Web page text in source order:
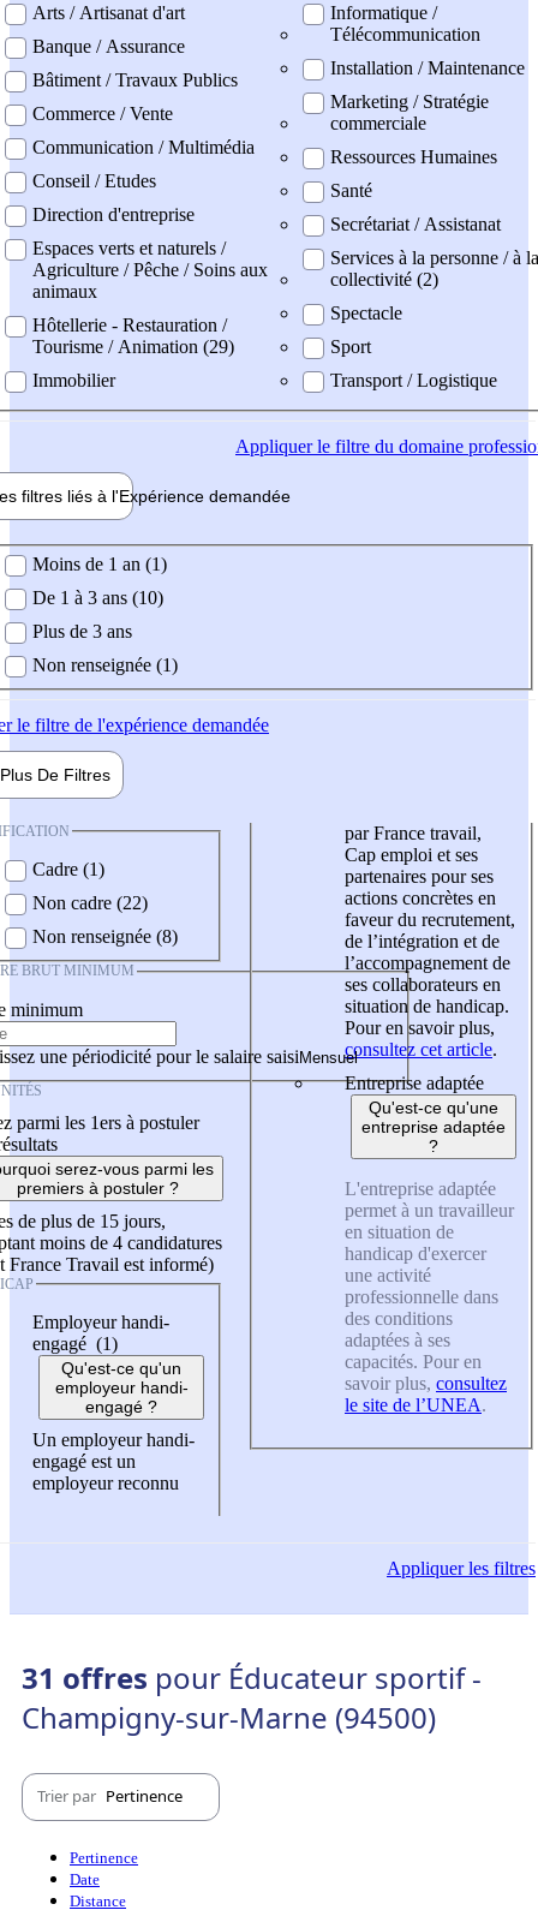
Arts / Artisanat d'art
Banque / Assurance
Bâtiment / Travaux Publics
Commerce / Vente
Communication / Multimédia
Conseil / Etudes
Direction d'entreprise
Espaces verts et naturels /
Agriculture / Pêche / Soins aux
animaux
Hôtellerie - Restauration /
Tourisme / Animation (29)
Immobilier
Informatique /
Télécommunication
Installation / Maintenance
Marketing / Stratégie
commerciale
Ressources Humaines
Santé
Secrétariat / Assistanat
Services à la personne / à la
collectivité (2)
Spectacle
Sport
Transport / Logistique
Appliquerle filtre du domaine
filtres liés à l'Expérience demandée
demandée
Moins de 1 an (1)
De 1 à 3 ans (10)
Plus de 3 ans
Non renseignée (1)
le filtre de l'expérience demandée
Plus De Filtres
Cadre (1)
Non cadre (22)
Non renseignée (8)
BRUT MINIMUM
minimum
une périodicité pour le salaire saisi
parmi les 1ers à postuler
serez-vous parmi les
premiers à postuler ?
de plus de 15 jours,
moins de 4 candidatures
France Travail est informé)
Employeur handi-
engagé (1)
Qu'est-ce qu'un
employeur handi-
engagé ?
Un employeur handi-
engagé est un
employeur reconnu
par France travail,
Cap emploi et ses
partenaires pour ses
actions concrètes en
faveur du recrutement,
de l’intégration et de
l’accompagnement de
ses collaborateurs en
situation de handicap.
Pour en savoir plus,
consultez cet article.
Entreprise adaptée
Qu'est-ce qu'une
entreprise adaptée
?
L'entreprise adaptée
permet à un travailleur
en situation de
handicap d'exercer
une activité
professionnelle dans
des conditions
adaptées à ses
capacités. Pour en
savoir plus, consultez
le site de l’UNEA.
Appliquerles filtres
31 offres pour Éducateur sportif -
Champigny-sur-Marne (94500)
Trier par Pertinence
Pertinence
Date
Distance